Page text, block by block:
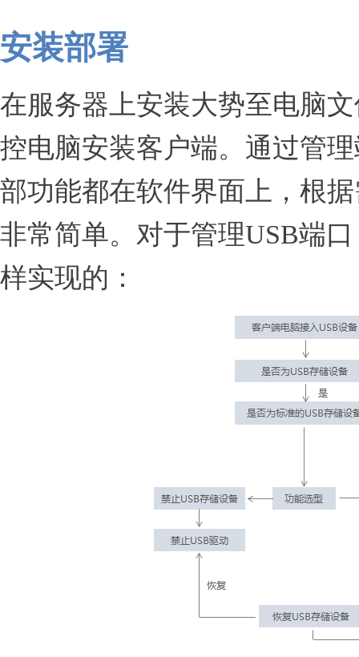
安装部署
在服务器上安装大势至电脑
控电脑安装客户端。通过管
部功能都在软件界面上，根
非常简单。对于管理USB端
样实现的：